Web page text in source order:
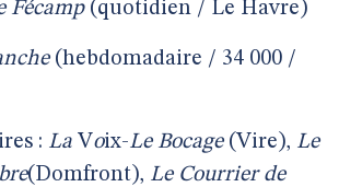
Fécamp(quotidien / Le Havre)
(hebdomadaire / 34 000 /
: La Voix-Le Bocage(Vire), Le
(Domfront), Le Courrier de